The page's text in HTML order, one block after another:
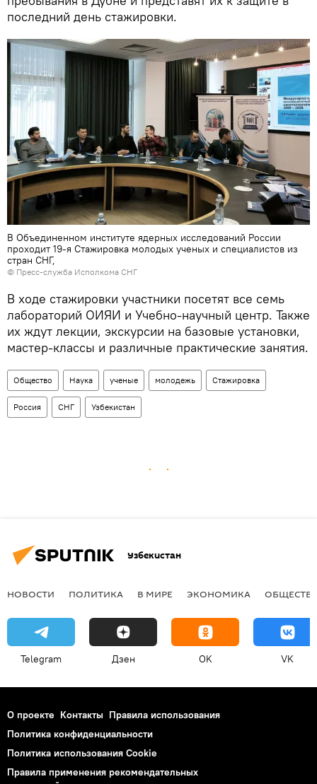
последний день стажировки.
В Объединенном институте ядерных исследований России
проходит 19-я Стажировка молодых ученых и специалистов из
стран СНГ,
© Пресс-служба Исполкома СНГ
В ходе стажировки участники посетят все семь
лабораторий ОИЯИ и Учебно-научный центр. Также
их ждут лекции, экскурсии на базовые установки,
мастер-классы и различные практические занятия.
Общество Наука ученые молодежь Стажировка
Россия СНГ Узбекистан
Узбекистан
НОВОСТИ ПОЛИТИКА В МИРЕ ЭКОНОМИКА
Telegram Дзен OK VK
О проекте Контакты Правила использования
Политика конфиденциальности
Политика использования Cookie
Правила применения рекомендательных